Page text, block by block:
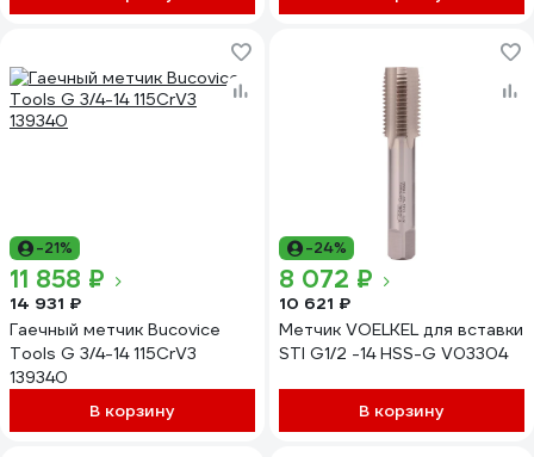
-21%
11 858 ₽
14 931 ₽
Гаечный метчик Bucovice
Tools G 3/4-14 115CrV3
139340
В корзину
-24%
8 072 ₽
10 621 ₽
Метчик VOELKEL для вставки
STI G1/2 -14 HSS-G V03304
В корзину